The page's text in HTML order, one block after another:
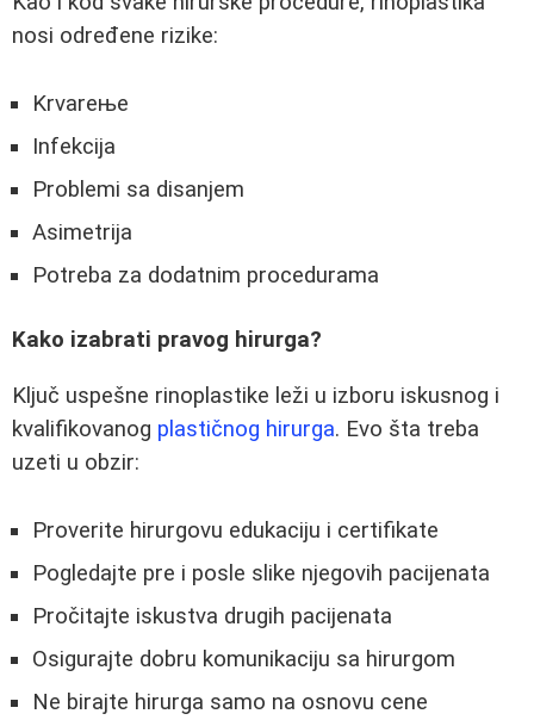
nosi određene rizike:
Krvareње
Infekcija
Problemi sa disanjem
Asimetrija
Potreba za dodatnim procedurama
Kako izabrati pravog hirurga?
Ključ uspešne rinoplastike leži u izboru iskusnog i
kvalifikovanog plastičnog hirurga. Evo šta treba
uzeti u obzir:
Proverite hirurgovu edukaciju i certifikate
Pogledajte pre i posle slike njegovih pacijenata
Pročitajte iskustva drugih pacijenata
Osigurajte dobru komunikaciju sa hirurgom
Ne birajte hirurga samo na osnovu cene